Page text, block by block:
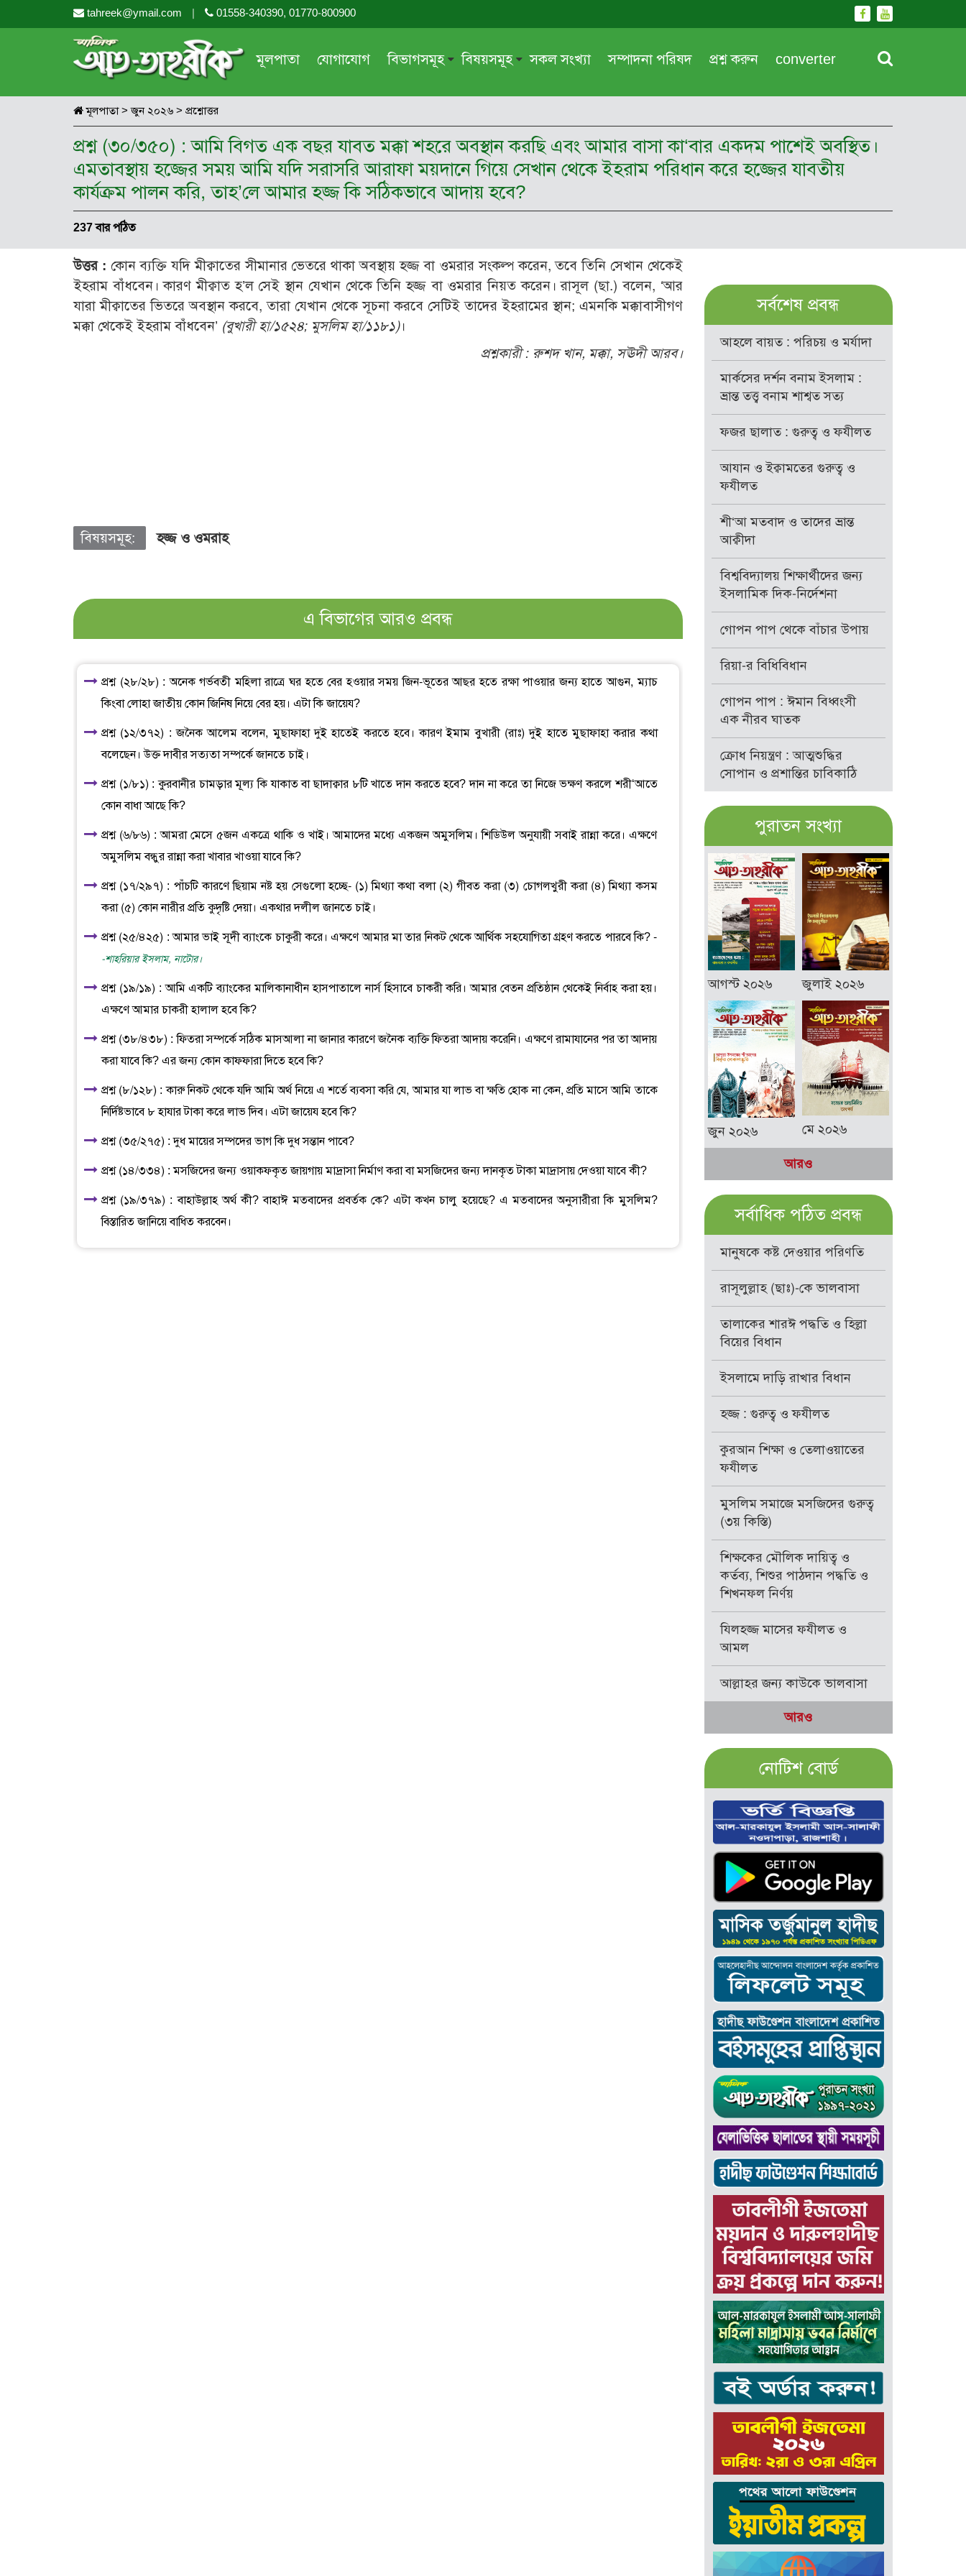
tahreek@ymail.com | 01558-340390, 01770-800900
মূলপাতা যোগাযোগ বিভাগসমূহ
দরসে কুরআন
দরসে হাদীছ
প্রবন্ধ সমুহ
সময়ের ভাবনা
মহিলা অঙ্গন
আরও
বিষয়সমূহ
শিক্ষা ও সংস্কৃতি
নারী সমাজ
আত্মশুদ্ধি
নীতি-নৈতিকতা
তারবিয়াত
আরও
সকল সংখ্যা সম্পাদনা পরিষদ প্রশ্ন করুন converter
মূলপাতা> জুন ২০২৬ > প্রশ্নোত্তর
প্রশ্ন (৩০/৩৫০) : আমি বিগত এক বছর যাবত মক্কা শহরে অবস্থান করছি এবং আমার বাসা কা‘বার একদম পাশেই অবস্থিত।
এমতাবস্থায় হজ্জের সময় আমি যদি সরাসরি আরাফা ময়দানে গিয়ে সেখান থেকে ইহরাম পরিধান করে হজ্জের যাবতীয়
কার্যক্রম পালন করি, তাহ’লে আমার হজ্জ কি সঠিকভাবে আদায় হবে?
237 বার পঠিত
উত্তর : কোন ব্যক্তি যদি মীক্বাতের সীমানার ভেতরে থাকা অবস্থায় হজ্জ বা ওমরার সংকল্প করেন, তবে তিনি সেখান থেকেই
ইহরাম বাঁধবেন। কারণ মীক্বাত হ’ল সেই স্থান যেখান থেকে তিনি হজ্জ বা ওমরার নিয়ত করেন। রাসূল (ছা.) বলেন, ‘আর
যারা মীক্বাতের ভিতরে অবস্থান করবে, তারা যেখান থেকে সূচনা করবে সেটিই তাদের ইহরামের স্থান; এমনকি মক্কাবাসীগণ
মক্কা থেকেই ইহরাম বাঁধবেন’ (বুখারী হা/১৫২৪; মুসলিম হা/১১৮১)।
প্রশ্নকারী : রুশদ খান, মক্কা, সঊদী আরব।
বিষয়সমূহ: হজ্জ ও ওমরাহ
এ বিভাগের আরও প্রবন্ধ
প্রশ্ন (২৮/২৮) : অনেক গর্ভবতী মহিলা রাত্রে ঘর হতে বের হওয়ার সময় জিন-ভূতের আছর হতে রক্ষা পাওয়ার জন্য হাতে আগুন, ম্যাচ
কিংবা লোহা জাতীয় কোন জিনিষ নিয়ে বের হয়। এটা কি জায়েয?
প্রশ্ন (১২/৩৭২) : জনৈক আলেম বলেন, মুছাফাহা দুই হাতেই করতে হবে। কারণ ইমাম বুখারী (রাঃ) দুই হাতে মুছাফাহা করার কথা
বলেছেন। উক্ত দাবীর সত্যতা সম্পর্কে জানতে চাই।
প্রশ্ন (১/৮১) : কুরবানীর চামড়ার মূল্য কি যাকাত বা ছাদাক্বার ৮টি খাতে দান করতে হবে? দান না করে তা নিজে ভক্ষণ করলে শরী‘আতে
কোন বাধা আছে কি?
প্রশ্ন (৬/৮৬) : আমরা মেসে ৫জন একত্রে থাকি ও খাই। আমাদের মধ্যে একজন অমুসলিম। শিডিউল অনুযায়ী সবাই রান্না করে। এক্ষণে
অমুসলিম বন্ধুর রান্না করা খাবার খাওয়া যাবে কি?
প্রশ্ন (১৭/২৯৭) : পাঁচটি কারণে ছিয়াম নষ্ট হয় সেগুলো হচ্ছে- (১) মিথ্যা কথা বলা (২) গীবত করা (৩) চোগলখুরী করা (৪) মিথ্যা কসম
করা (৫) কোন নারীর প্রতি কুদৃষ্টি দেয়া। একথার দলীল জানতে চাই।
প্রশ্ন (২৫/৪২৫) : আমার ভাই সূদী ব্যাংকে চাকুরী করে। এক্ষণে আমার মা তার নিকট থেকে আর্থিক সহযোগিতা গ্রহণ করতে পারবে কি? -
-শাহরিয়ার ইসলাম, নাটোর।
প্রশ্ন (১৯/১৯) : আমি একটি ব্যাংকের মালিকানাধীন হাসপাতালে নার্স হিসাবে চাকরী করি। আমার বেতন প্রতিষ্ঠান থেকেই নির্বাহ করা হয়।
এক্ষণে আমার চাকরী হালাল হবে কি?
প্রশ্ন (৩৮/৪৩৮) : ফিতরা সম্পর্কে সঠিক মাসআলা না জানার কারণে জনৈক ব্যক্তি ফিতরা আদায় করেনি। এক্ষণে রামাযানের পর তা আদায়
করা যাবে কি? এর জন্য কোন কাফফারা দিতে হবে কি?
প্রশ্ন (৮/১২৮) : কারু নিকট থেকে যদি আমি অর্থ নিয়ে এ শর্তে ব্যবসা করি যে, আমার যা লাভ বা ক্ষতি হোক না কেন, প্রতি মাসে আমি তাকে
নির্দিষ্টভাবে ৮ হাযার টাকা করে লাভ দিব। এটা জায়েয হবে কি?
প্রশ্ন (৩৫/২৭৫) : দুধ মায়ের সম্পদের ভাগ কি দুধ সন্তান পাবে?
প্রশ্ন (১৪/৩৩৪) : মসজিদের জন্য ওয়াকফকৃত জায়গায় মাদ্রাসা নির্মাণ করা বা মসজিদের জন্য দানকৃত টাকা মাদ্রাসায় দেওয়া যাবে কী?
প্রশ্ন (১৯/৩৭৯) : বাহাউল্লাহ অর্থ কী? বাহাঈ মতবাদের প্রবর্তক কে? এটা কখন চালু হয়েছে? এ মতবাদের অনুসারীরা কি মুসলিম?
বিস্তারিত জানিয়ে বাধিত করবেন।
সর্বশেষ প্রবন্ধ
আহলে বায়ত : পরিচয় ও মর্যাদা
মার্কসের দর্শন বনাম ইসলাম :
ভ্রান্ত তত্ত্ব বনাম শাশ্বত সত্য
ফজর ছালাত : গুরুত্ব ও ফযীলত
আযান ও ইক্বামতের গুরুত্ব ও
ফযীলত
শী‘আ মতবাদ ও তাদের ভ্রান্ত
আক্বীদা
বিশ্ববিদ্যালয় শিক্ষার্থীদের জন্য
ইসলামিক দিক-নির্দেশনা
গোপন পাপ থেকে বাঁচার উপায়
রিয়া-র বিধিবিধান
গোপন পাপ : ঈমান বিধ্বংসী
এক নীরব ঘাতক
ক্রোধ নিয়ন্ত্রণ : আত্মশুদ্ধির
সোপান ও প্রশান্তির চাবিকাঠি
পুরাতন সংখ্যা
আগস্ট ২০২৬ জুলাই ২০২৬
জুন ২০২৬ মে ২০২৬
আরও
সর্বাধিক পঠিত প্রবন্ধ
মানুষকে কষ্ট দেওয়ার পরিণতি
রাসূলুল্লাহ (ছাঃ)-কে ভালবাসা
তালাকের শারঈ পদ্ধতি ও হিল্লা
বিয়ের বিধান
ইসলামে দাড়ি রাখার বিধান
হজ্জ : গুরুত্ব ও ফযীলত
কুরআন শিক্ষা ও তেলাওয়াতের
ফযীলত
মুসলিম সমাজে মসজিদের গুরুত্ব
(৩য় কিস্তি)
শিক্ষকের মৌলিক দায়িত্ব ও
কর্তব্য, শিশুর পাঠদান পদ্ধতি ও
শিখনফল নির্ণয়
যিলহজ্জ মাসের ফযীলত ও
আমল
আল্লাহর জন্য কাউকে ভালবাসা
আরও
নোটিশ বোর্ড